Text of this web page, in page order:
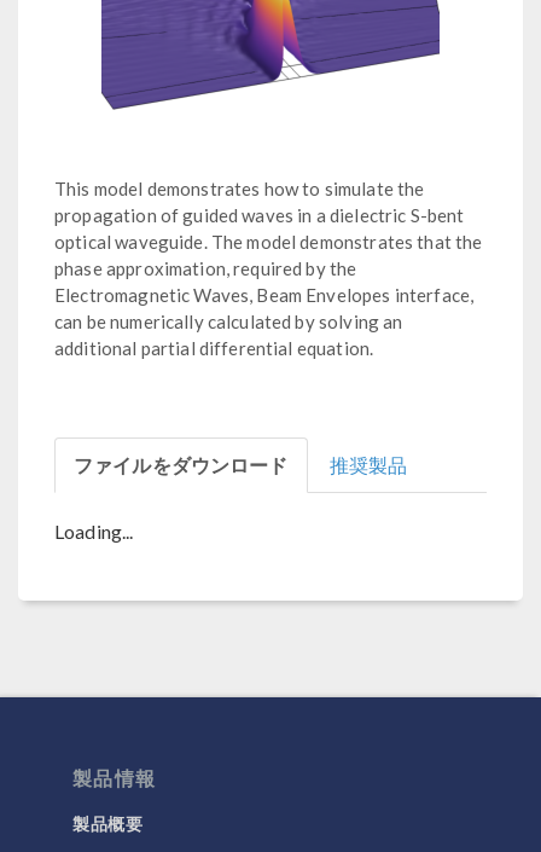
This model demonstrates how to simulate the
propagation of guided waves in a dielectric S-bent
optical waveguide. The model demonstrates that the
phase approximation, required by the
Electromagnetic Waves, Beam Envelopes interface,
can be numerically calculated by solving an
additional partial differential equation.
ファイルをダウンロード 推奨製品
Loading...
製品情報
製品概要